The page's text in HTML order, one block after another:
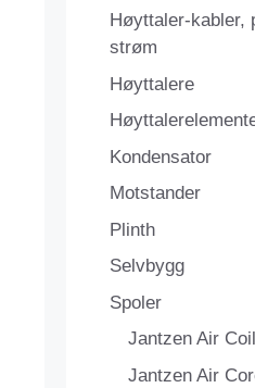
Høyttaler-kabler,
strøm
Høyttalere
Kondensator
Motstander
Plinth
Selvbygg
Spoler
Jantzen Air
Jantzen Air